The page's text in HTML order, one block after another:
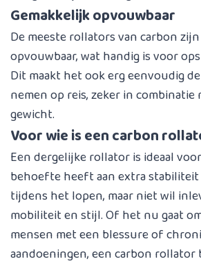
Gemakkelijk opvouwbaar
De meeste rollators van carbon
opvouwbaar, wat handig is voor
Dit maakt het ook erg eenvoudig
nemen op reis, zeker in
gewicht.
Voor wie is een carbon
Een dergelijke rollator is ideaal
behoefte heeft aan extra
tijdens het lopen, maar niet wil
mobiliteit en stijl. Of het nu gaat
mensen met een blessure of
aandoeningen, een carbon